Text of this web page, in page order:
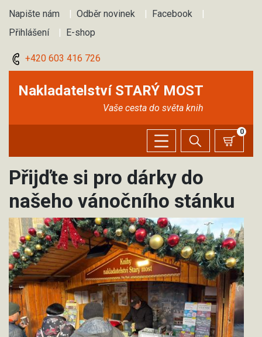
Napište nám | Odběr novinek | Facebook
|
Přihlášení
| E-shop
+420 603 416 726
Nakladatelství STARÝ MOST
Vaše cesta do světa knih
0
Přijďte si pro dárky do
našeho vánočního stánku